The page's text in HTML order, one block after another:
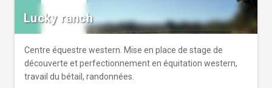
Lucky ranch
Centre équestre western. Mise en place de stage de
découverte et perfectionnement en équitation western,
travail du bétail, randonnées.